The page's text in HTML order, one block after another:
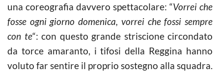
una coreografia davvero spettacolare: “Vorrei che
fosse ogni giorno domenica, vorrei che fossi sempre
con te“: con questo grande striscione circondato
da torce amaranto, i tifosi della Reggina hanno
voluto far sentire il proprio sostegno alla squadra.